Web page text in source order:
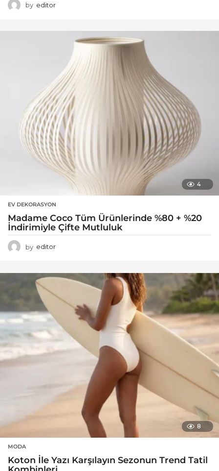
by editor
4
EV DEKORASYON
Madame Coco Tüm Ürünlerinde %80 + %20
İndirimiyle Çifte Mutluluk
by editor
8
MODA
Koton İle Yazı Karşılayın Sezonun Trend Tatil